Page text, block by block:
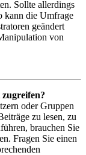
Sollte allerdings
kann die Umfrage
geändert
von
oder Gruppen
zu lesen, zu
brauchen Sie
Fragen Sie einen